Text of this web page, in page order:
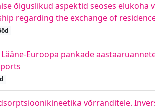
õiguslikud aspektid seoses elukoha
regarding the exchange of
Euroopa pankade
võrranditele.